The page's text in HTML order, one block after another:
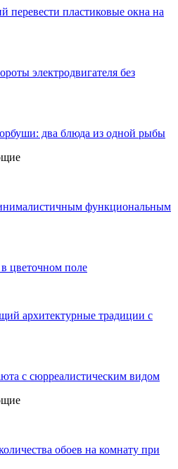
перевести пластиковые окна на
электродвигателя без
два блюда из одной рыбы
функциональным
цветочном поле
архитектурные традиции с
с сюрреалистическим видом
обоев на комнату при